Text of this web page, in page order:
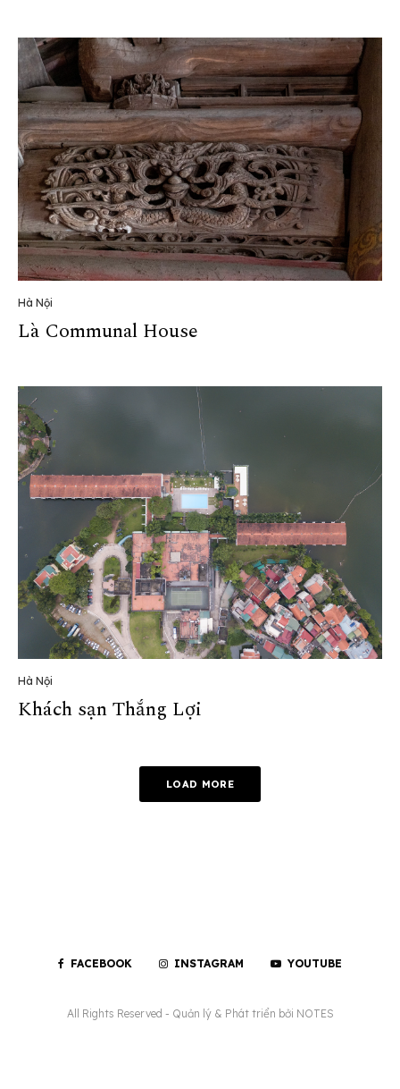
Hà Nội
Là Communal House
Hà Nội
Khách sạn Thắng Lợi
LOAD MORE
FACEBOOK INSTAGRAM YOUTUBE
All Rights Reserved - Quản lý & Phát triển bởi NOTES